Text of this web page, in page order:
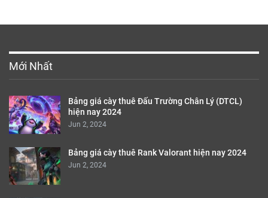
Mới Nhất
Bảng giá cày thuê Đấu Trường Chân Lý (DTCL)
hiện nay 2024
Jun 2, 2024
Bảng giá cày thuê Rank Valorant hiện nay 2024
Jun 2, 2024